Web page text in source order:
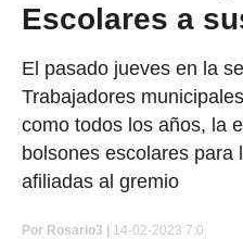
Escolares a
El pasado jueves en la
Trabajadores
como todos los años, la
bolsones escolares para
afiliadas al gremio
Por Rosario3 | 14-02-2023 7:0